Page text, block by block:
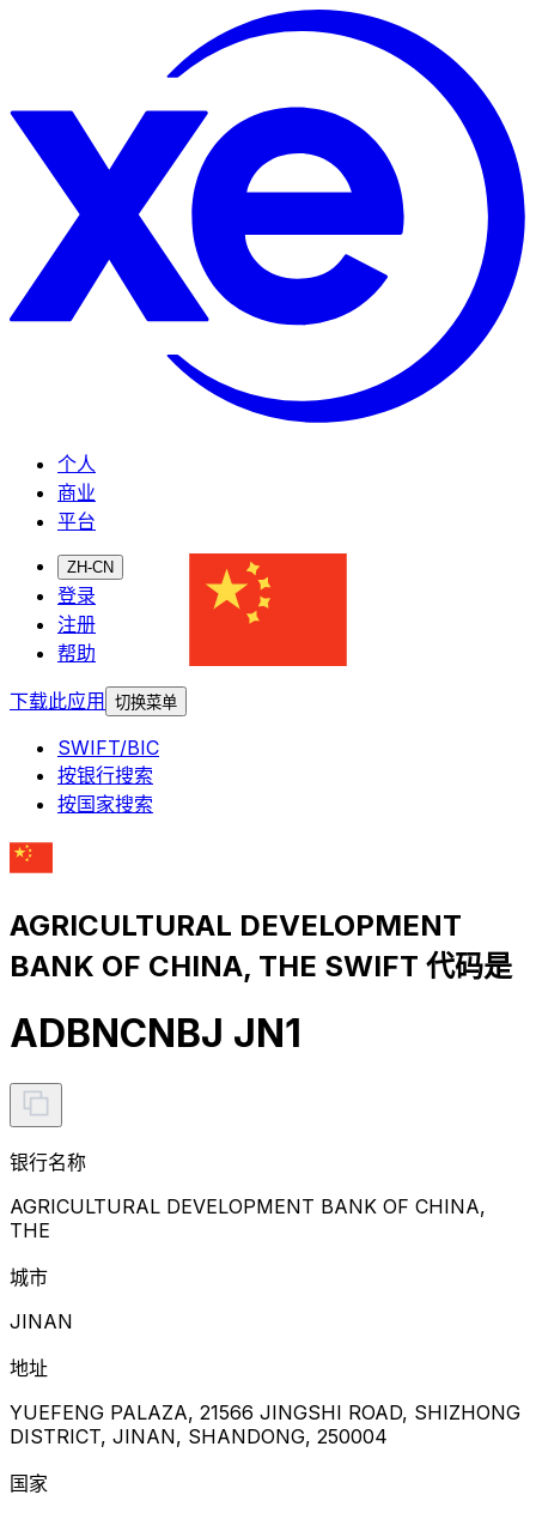
个人
商业
平台
ZH-CN
登录
注册
帮助
下载此应用
切换菜单
SWIFT/BIC
按银行搜索
按国家搜索
AGRICULTURAL DEVELOPMENT
BANK OF CHINA, THE SWIFT 代码是
ADBNCNBJ JN1
银行名称
AGRICULTURAL DEVELOPMENT BANK OF CHINA,
THE
城市
JINAN
地址
YUEFENG PALAZA, 21566 JINGSHI ROAD, SHIZHONG
DISTRICT, JINAN, SHANDONG, 250004
国家